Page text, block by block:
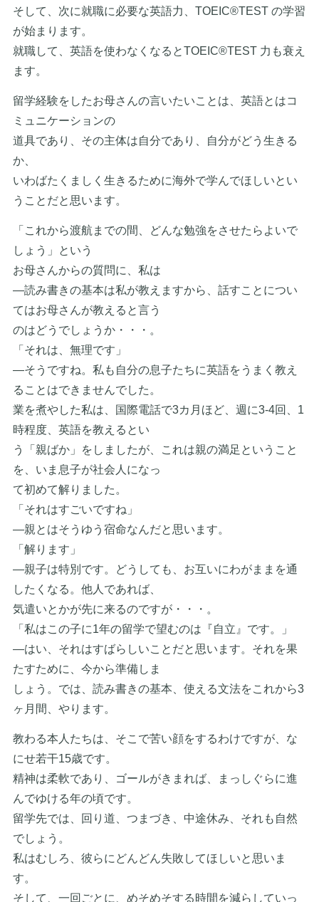
そして、次に就職に必要な英語力、TOEIC®TEST の学習
が始まります。
就職して、英語を使わなくなるとTOEIC®TEST 力も衰え
ます。
留学経験をしたお母さんの言いたいことは、英語とはコ
ミュニケーションの
道具であり、その主体は自分であり、自分がどう生きる
か、
いわばたくましく生きるために海外で学んでほしいとい
うことだと思います。
「これから渡航までの間、どんな勉強をさせたらよいで
しょう」という
お母さんからの質問に、私は
―読み書きの基本は私が教えますから、話すことについ
てはお母さんが教えると言う
のはどうでしょうか・・・。
「それは、無理です」
―そうですね。私も自分の息子たちに英語をうまく教え
ることはできませんでした。
業を煮やした私は、国際電話で3カ月ほど、週に3-4回、1
時程度、英語を教えるとい
う「親ばか」をしましたが、これは親の満足ということ
を、いま息子が社会人になっ
て初めて解りました。
「それはすごいですね」
―親とはそうゆう宿命なんだと思います。
「解ります」
―親子は特別です。どうしても、お互いにわがままを通
したくなる。他人であれば、
気遣いとかが先に来るのですが・・・。
「私はこの子に1年の留学で望むのは『自立』です。」
―はい、それはすばらしいことだと思います。それを果
たすために、今から準備しま
しょう。では、読み書きの基本、使える文法をこれから3
ヶ月間、やります。
教わる本人たちは、そこで苦い顔をするわけですが、な
にせ若干15歳です。
精神は柔軟であり、ゴールがきまれば、まっしぐらに進
んでゆける年の頃です。
留学先では、回り道、つまづき、中途休み、それも自然
でしょう。
私はむしろ、彼らにどんどん失敗してほしいと思いま
す。
そして、一回ごとに、めそめそする時間を減らしていっ